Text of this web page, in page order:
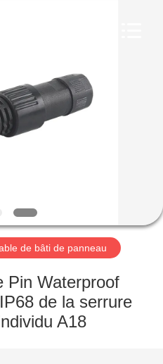
de bâti de panneau
Pin Waterproof
de la serrure
A18